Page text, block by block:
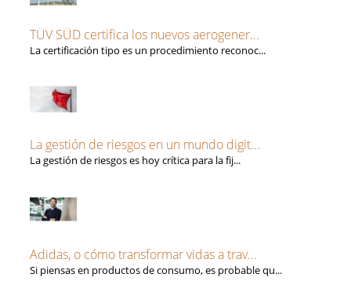
TÜV SÜD certifica los nuevos aerogener...
La certificación tipo es un procedimiento reconoc...
La gestión de riesgos en un mundo digit...
La gestión de riesgos es hoy crítica para la fij...
Adidas, o cómo transformar vidas a trav...
Si piensas en productos de consumo, es probable qu...